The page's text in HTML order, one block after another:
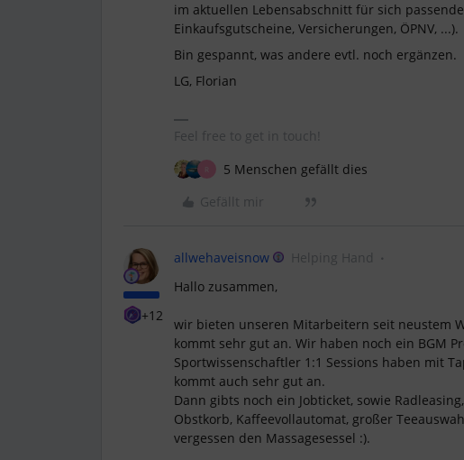
im aktuellen Lebensabschnitt für sich
Einkaufsgutscheine, Versicherungen, ÖPNV, ...).
Bin gespannt, was andere evtl. noch ergänzen.
LG, Florian
Feel free to get in touch!
R
5 Menschen gefällt dies
Gefällt mir
+12
allwehaveisnow Helping Hand
Hallo zusammen,
wir bieten unseren Mitarbeitern seit neustem
kommt sehr gut an. Wir haben noch ein BGM
Sportwissenschaftler 1:1 Sessions haben mit
kommt auch sehr gut an.
Dann gibts noch ein Jobticket, sowie
Obstkorb, Kaffeevollautomat, großer
vergessen den Massagesessel :).